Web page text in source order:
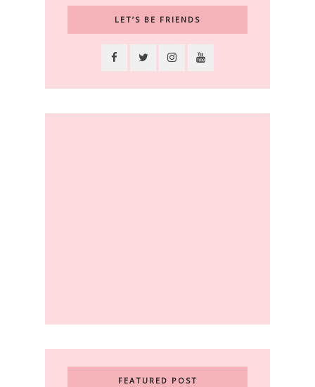
LET’S BE FRIENDS
FEATURED POST